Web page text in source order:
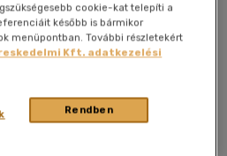
cookie-kat telepíti a
később is bármikor
menüpontban. További részletekért
Kft. adatkezelési
Rendben